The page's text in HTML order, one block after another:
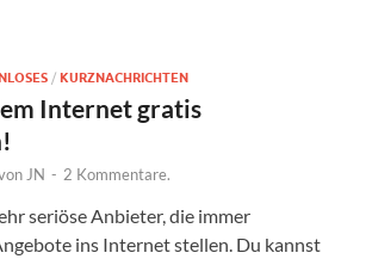
/ KURZNACHRICHTEN
Internet gratis
JN - 2 Kommentare.
seriöse Anbieter, die immer
ins Internet stellen. Du kannst